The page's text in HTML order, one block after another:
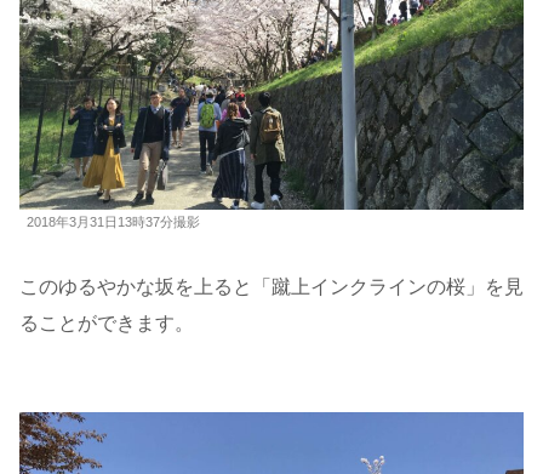
2018年3月31日13時37分撮影
このゆるやかな坂を上ると「蹴上インクラインの桜」を見
ることができます。